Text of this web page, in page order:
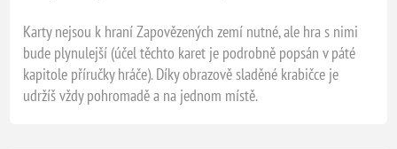
Karty nejsou k hraní Zapovězených zemí nutné, ale hra s nimi
bude plynulejší (účel těchto karet je podrobně popsán v páté
kapitole příručky hráče). Díky obrazově sladěné krabičce je
udržíš vždy pohromadě a na jednom místě.